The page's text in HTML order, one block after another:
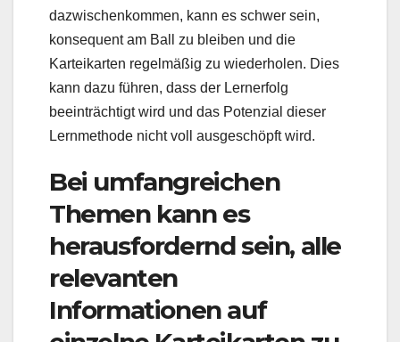
dazwischenkommen, kann es schwer sein,
konsequent am Ball zu bleiben und die
Karteikarten regelmäßig zu wiederholen. Dies
kann dazu führen, dass der Lernerfolg
beeinträchtigt wird und das Potenzial dieser
Lernmethode nicht voll ausgeschöpft wird.
Bei umfangreichen
Themen kann es
herausfordernd sein, alle
relevanten
Informationen auf